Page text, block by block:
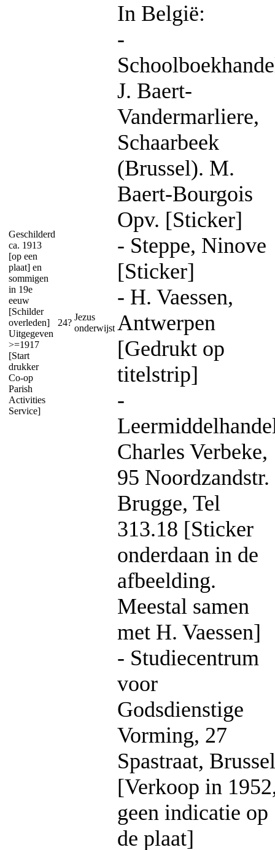
Geschilderd
ca. 1913
[op een
plaat] en
sommigen
in 19e
eeuw
[Schilder
overleden]
Uitgegeven
>=1917
[Start
drukker
Co-op
Parish
Activities
Service]
24?
Jezus
onderwijst
In België:
-
J. Baert-
Vandermarliere,
Schaarbeek
(Brussel). M.
Baert-Bourgois
Opv. [Sticker]
- Steppe, Ninove
[Sticker]
- H. Vaessen,
Antwerpen
[Gedrukt op
titelstrip]
-
Charles Verbeke,
95 Noordzandstr.
Brugge, Tel
313.18 [Sticker
onderdaan in de
afbeelding.
Meestal samen
met H. Vaessen]
- Studiecentrum
voor
Godsdienstige
Vorming, 27
Spastraat, Brussel
[Verkoop in
geen indicatie op
de plaat]